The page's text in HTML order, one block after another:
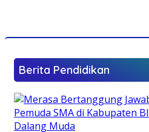
Berita Pendidikan